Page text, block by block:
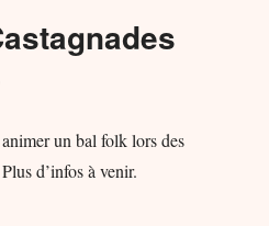
un bal folk lors des
d’infos à venir.